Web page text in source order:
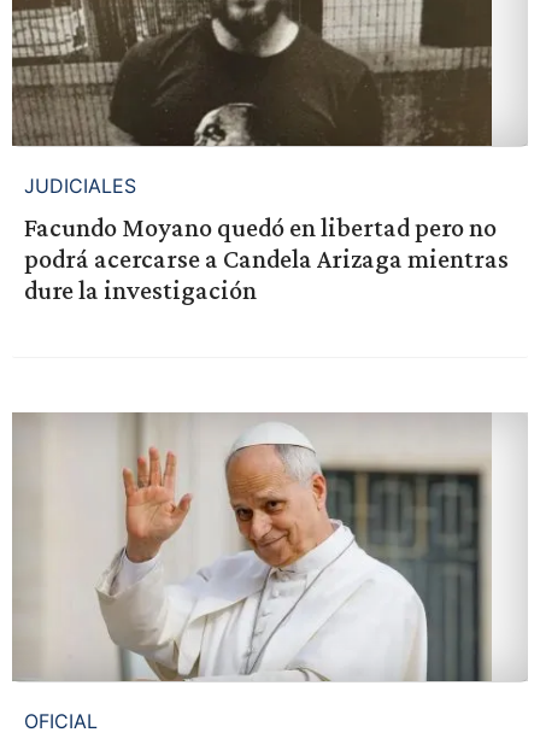
JUDICIALES
Facundo Moyano quedó en libertad pero no
podrá acercarse a Candela Arizaga mientras
dure la investigación
OFICIAL